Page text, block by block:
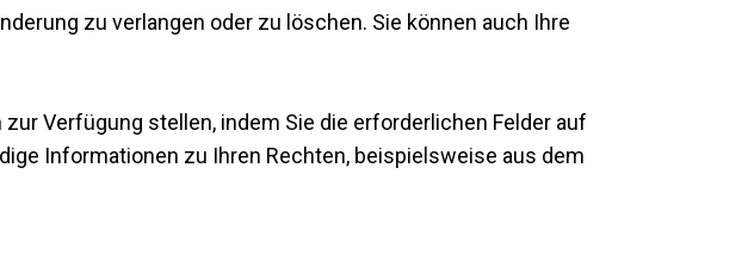
zu verlangen oder zu löschen. Sie können auch Ihre
Verfügung stellen, indem Sie die erforderlichen Felder auf
Informationen zu Ihren Rechten, beispielsweise aus dem